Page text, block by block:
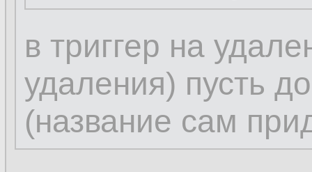
в триггер на
удаления) пусть
(название сам